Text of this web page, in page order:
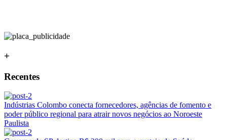
+
Recentes
Indústrias Colombo conecta fornecedores, agências de fomento e
poder público regional para atrair novos negócios ao Noroeste
Paulista